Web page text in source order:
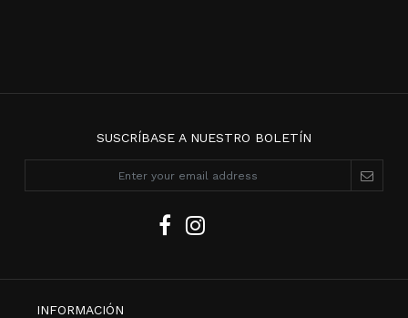
SUSCRÍBASE A NUESTRO BOLETÍN
INFORMACIÓN